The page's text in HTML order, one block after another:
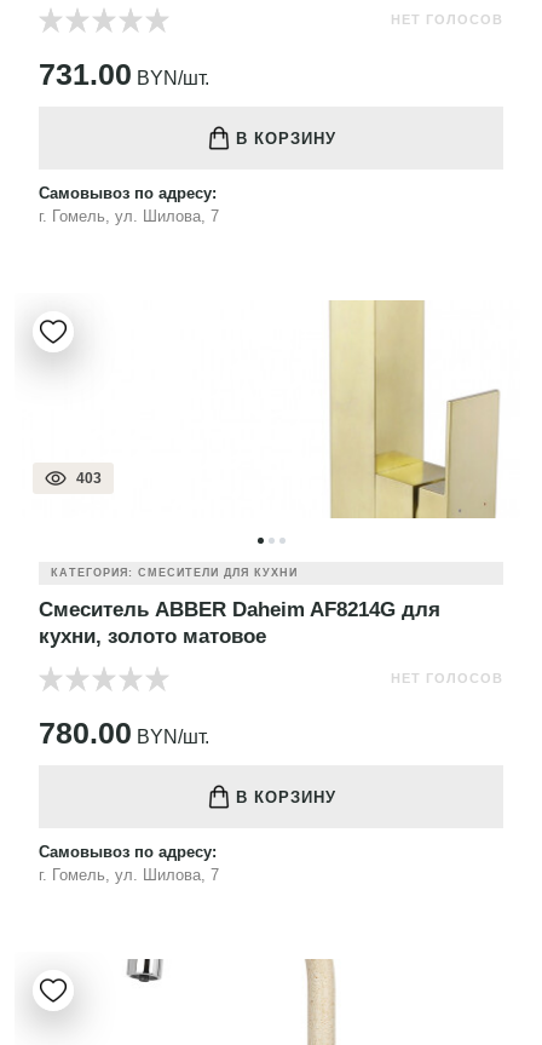
НЕТ ГОЛОСОВ
731.00 BYN/шт.
В КОРЗИНУ
Самовывоз по адресу:
г. Гомель, ул. Шилова, 7
403
КАТЕГОРИЯ: СМЕСИТЕЛИ ДЛЯ КУХНИ
Смеситель ABBER Daheim AF8214G для
кухни, золото матовое
НЕТ ГОЛОСОВ
780.00 BYN/шт.
В КОРЗИНУ
Самовывоз по адресу:
г. Гомель, ул. Шилова, 7